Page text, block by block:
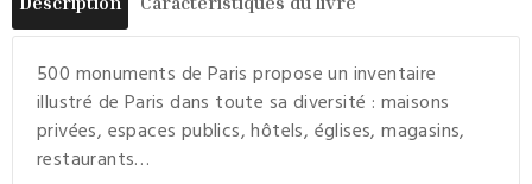
500 monuments de Paris propose un inventaire
illustré de Paris dans toute sa diversité : maisons
privées, espaces publics, hôtels, églises, magasins,
restaurants…